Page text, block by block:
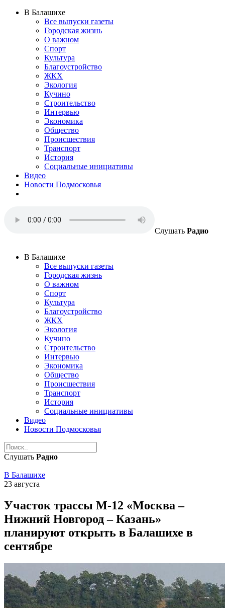
В Балашихе
Все выпуски газеты
Городская жизнь
О важном
Спорт
Культура
Благоустройство
ЖКХ
Экология
Кучино
Строительство
Интервью
Экономика
Общество
Происшествия
Транспорт
История
Социальные инициативы
Видео
Новости Подмосковья
Слушать Радио
В Балашихе
Все выпуски газеты
Городская жизнь
О важном
Спорт
Культура
Благоустройство
ЖКХ
Экология
Кучино
Строительство
Интервью
Экономика
Общество
Происшествия
Транспорт
История
Социальные инициативы
Видео
Новости Подмосковья
Слушать Радио
В Балашихе
23 августа
Участок трассы М‑12 «Москва –
Нижний Новгород – Казань»
планируют открыть в Балашихе в
сентябре